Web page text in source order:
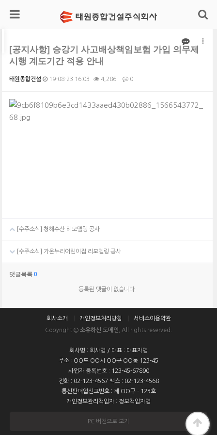
[공지사항] 승강기 사고배상책임보험 가입 의무제
시행 계도기간 적용 안내
태원종합건설 19-08-23 16:03 4,286 0
본문
[수주소식] 청해수산 리모델링 공사
[수주소식] 가온누리어린이집 리모델링 공사
댓글목록0
등록된 댓글이 없습니다.
회사소개 개인정보처리방침
서비스이용약관
Copyright © 소유하신 도메인. All rights reserved.
회사명 : 회사명 / 대표 : 대표자명
주소 : OO도 OO시 OO구 OO동 123-45
사업자 등록번호 : 123-45-67890
전화 : 02-123-4567 팩스 : 02-123-4568
통신판매업신고번호 : 제 OO구 - 123호
개인정보관리책임자 : 정보책임자명
PC 버전으로 보기